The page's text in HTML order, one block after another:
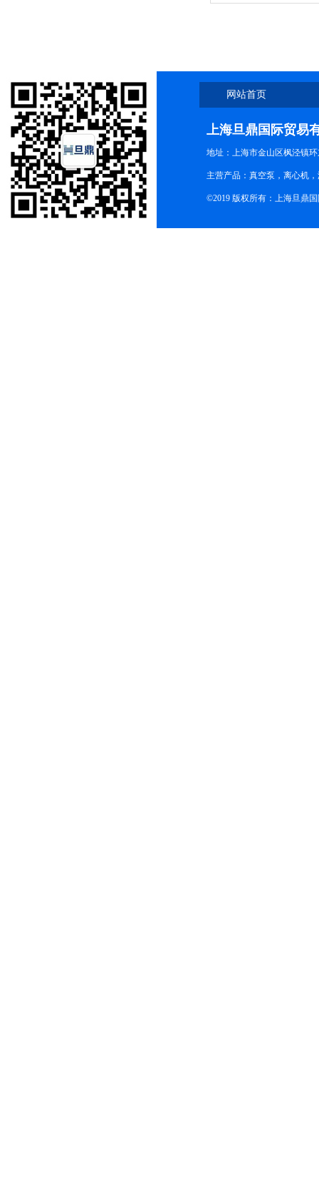
网站首页
上海旦鼎国际贸易
地址：上海市金山区枫泾镇
主营产品：真空泵，离心机
©2019 版权所有：上海旦鼎